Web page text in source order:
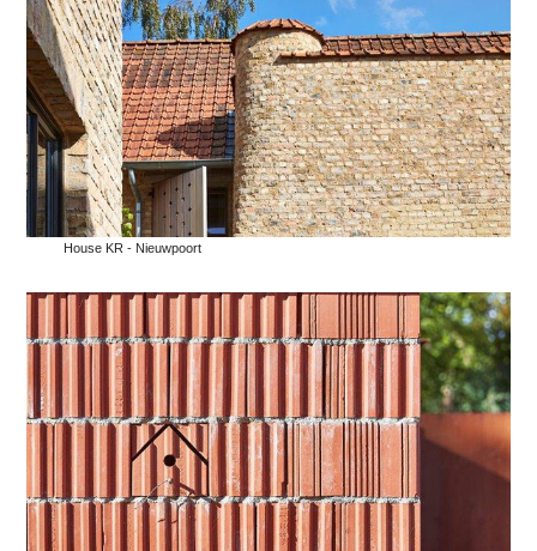
House KR - Nieuwpoort